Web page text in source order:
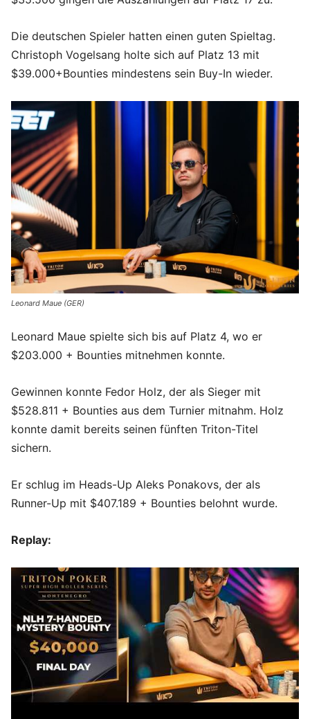
Die deutschen Spieler hatten einen guten Spieltag.
Christoph Vogelsang holte sich auf Platz 13 mit
$39.000+Bounties mindestens sein Buy-In wieder.
Leonard Maue (GER)
Leonard Maue spielte sich bis auf Platz 4, wo er
$203.000 + Bounties mitnehmen konnte.
Gewinnen konnte Fedor Holz, der als Sieger mit
$528.811 + Bounties aus dem Turnier mitnahm. Holz
konnte damit bereits seinen fünften Triton-Titel
sichern.
Er schlug im Heads-Up Aleks Ponakovs, der als
Runner-Up mit $407.189 + Bounties belohnt wurde.
Replay: